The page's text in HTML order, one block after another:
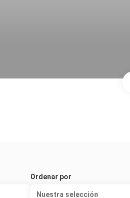
Ordenar por
Nuestra selección